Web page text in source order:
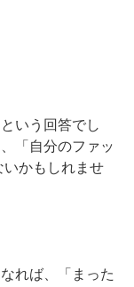
いう回答でし
「自分のファッ
いかもしれませ
れば、「まった